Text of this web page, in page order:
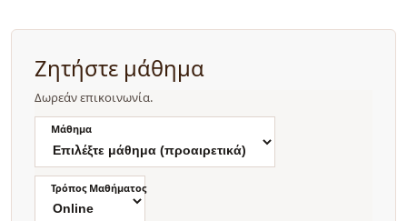
Ζητήστε μάθημα
Δωρεάν επικοινωνία.
Μάθημα
Τρόπος Μαθήματος